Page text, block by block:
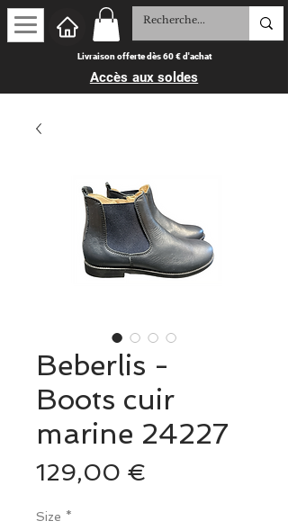
Livraison offerte dès 60 € d'achat
Accès aux soldes
Beberlis -
Boots cuir
marine 24227
129,00 €
Size *